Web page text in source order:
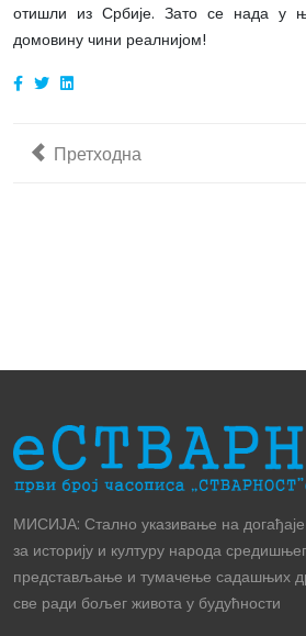
отишли из Србије. Зато се нада у
домовину чини реалнијом!
Претходни чланак: Како су из
Претходна
МИСИЈА: Стално указивање на
за историју и културу народа
представљање и тумачење садашњих
све ради бољег живота у будућности